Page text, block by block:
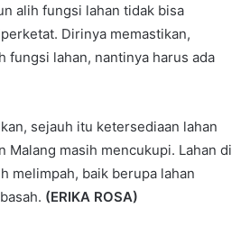
alih fungsi lahan tidak bisa
Dirinya memastikan,
fungsi lahan, nantinya harus ada
sejauh itu ketersediaan lahan
Malang masih mencukupi. Lahan di
melimpah, baik berupa lahan
(ERIKA ROSA)